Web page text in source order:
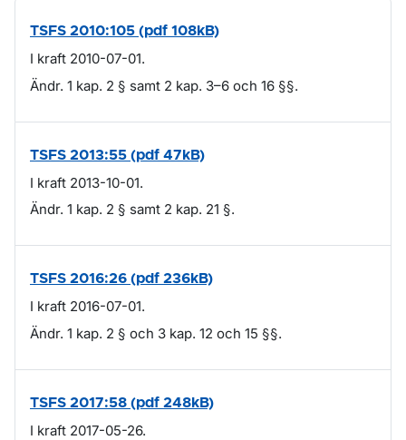
TSFS 2010:105 (pdf 108kB)
I kraft 2010-07-01.
Ändr. 1 kap. 2 § samt 2 kap. 3–6 och 16 §§.
TSFS 2013:55 (pdf 47kB)
I kraft 2013-10-01.
Ändr. 1 kap. 2 § samt 2 kap. 21 §.
TSFS 2016:26 (pdf 236kB)
I kraft 2016-07-01.
Ändr. 1 kap. 2 § och 3 kap. 12 och 15 §§.
TSFS 2017:58 (pdf 248kB)
I kraft 2017-05-26.